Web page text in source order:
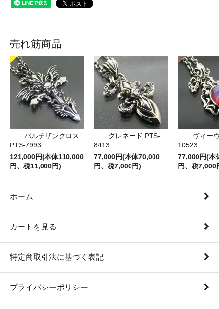
売れ筋商品
パルチザンクロス
PTS-7993
121,000円(本体110,000
円、税11,000円)
グレネード PTS-
8413
77,000円(本体70,000
円、税7,000円)
ヴィー
10523
77,000円(本
円、税7,000
ホーム
カートを見る
特定商取引法に基づく表記
プライバシーポリシー